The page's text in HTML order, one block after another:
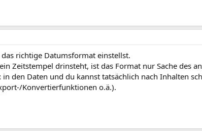
richtige Datumsformat einstellst.
Zeitstempel drinsteht, ist das Format nur Sache des
den Daten und du kannst tatsächlich nach Inhalten
Konvertierfunktionen o.ä.).